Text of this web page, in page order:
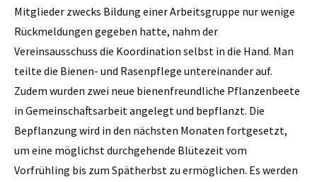
Mitglieder zwecks Bildung einer Arbeitsgruppe nur wenige
Rückmeldungen gegeben hatte, nahm der
Vereinsausschuss die Koordination selbst in die Hand. Man
teilte die Bienen- und Rasenpflege untereinander auf.
Zudem wurden zwei neue bienenfreundliche Pflanzenbeete
in Gemeinschaftsarbeit angelegt und bepflanzt. Die
Bepflanzung wird in den nächsten Monaten fortgesetzt,
um eine möglichst durchgehende Blütezeit vom
Vorfrühling bis zum Spätherbst zu ermöglichen. Es werden